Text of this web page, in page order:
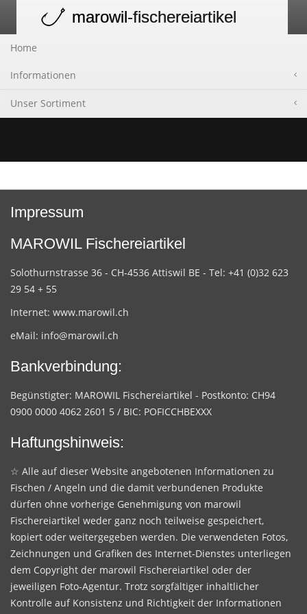
navigation
marowil-fischereiartikel
Home
Informationen
Unser Sortiment
Impressum
MAROWIL Fischereiartikel
Solothurnstrasse 36 - CH-4536 Attiswil BE - Tel: +41 (0)32 623
29 54 + 55
Internet: www.marowil.ch
eMail: info@marowil.ch
Bankverbindung:
Begünstigter: MAROWIL Fischereiartikel - Postkonto: CH94
0900 0000 4062 2601 5 / BIC: POFICCHBEXXX
Haftungshinweis:
☆ Alle auf dieser Website angebotenen Informationen zu
Fischen / Angeln und die damit verbundenen Produkte
dürfen ohne vorherige Genehmigung von marowil
Fischereiartikel weder ganz noch teilweise gespeichert,
kopiert oder weitergegeben werden. Die verwendeten Fotos,
Zeichnungen und Grafiken des Internet-Dienstes unterliegen
dem Copyright der marowil Fischereiartikel oder der
jeweiligen Foto-Agentur. Trotz sorgfältiger inhaltlicher
Kontrolle auf Konsistenz und Richtigkeit der Informationen